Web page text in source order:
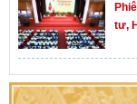
tư,